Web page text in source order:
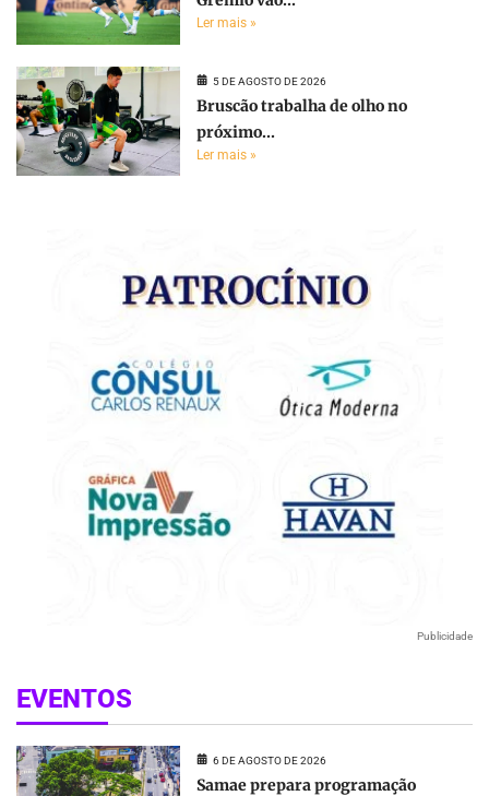
Ler mais »
5 DE AGOSTO DE 2026
Bruscão trabalha de olho no
próximo...
Ler mais »
Publicidade
EVENTOS
6 DE AGOSTO DE 2026
Samae prepara programação